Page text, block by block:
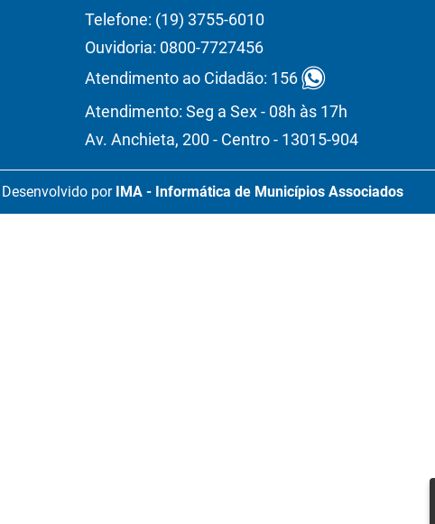
Telefone: (19) 3755-6010
Ouvidoria: 0800-7727456
Atendimento ao Cidadão: 156
Atendimento: Seg a Sex - 08h às 17h
Av. Anchieta, 200 - Centro - 13015-904
Desenvolvido por IMA - Informática de Municípios Associados